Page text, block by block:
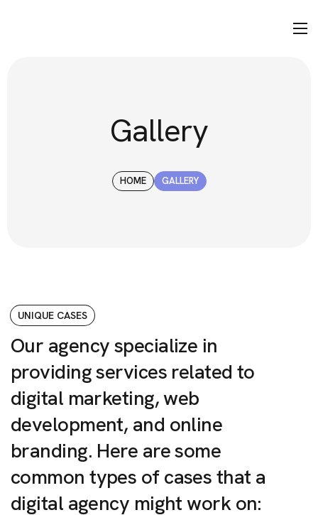
Gallery
HOME GALLERY
UNIQUE CASES
Our agencyspecialize in
providingservices related to
digital marketing,web
development, and online
branding. Here aresome
common types of casesthat a
digital agency might work on: